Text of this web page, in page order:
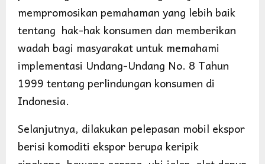
mempromosikan pemahaman yang lebih baik
tentang hak-hak konsumen dan memberikan
wadah bagi masyarakat untuk memahami
implementasi Undang-Undang No. 8 Tahun
1999 tentang perlindungan konsumen di
Indonesia.
Selanjutnya, dilakukan pelepasan mobil ekspor
berisi komoditi ekspor berupa keripik